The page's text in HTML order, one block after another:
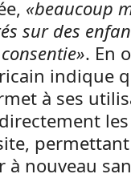
«beaucoup
sur des
. En
indique
à ses
à nouveau